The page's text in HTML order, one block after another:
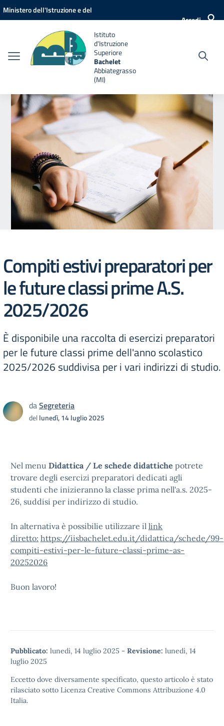
Vai ai contenuti
Vai al menu di navigazione
Vai al footer
Ministero dell'Istruzione e del
Accedi
Istituto
d'Istruzione
Superiore
Bachelet
Abbiategrasso
(MI)
Compiti estivi preparatori per
le future classi prime A.S.
2025/2026
È disponibile una raccolta di esercizi preparatori
per le future classi prime dell'anno scolastico
2025/2026 suddivisa per i vari indirizzi di studio.
daSegreteria
dellunedì, 14 luglio 2025
Nel menu Didattica / Le schede didattiche potrete
trovare degli esercizi preparatori dedicati agli
studenti che inizieranno la classe prima nell'a.s. 2025-
26, suddisi per indirizzo di studio.
In alternativa è possibilie utilizzare il link
diretto: https://iisbachelet.edu.it/didattica/schede/99-
compiti-estivi-per-le-future-classi-prime-as-
20252026
Buon lavoro!
Pubblicato: lunedì, 14 luglio 2025 - Revisione: lunedì, 14
luglio 2025
Eccetto dove diversamente specificato, questo articolo è stato
rilasciato sotto Licenza Creative Commons Attribuzione 4.0
Italia.